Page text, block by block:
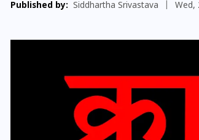
Published by: Siddhartha Srivastava Wed,